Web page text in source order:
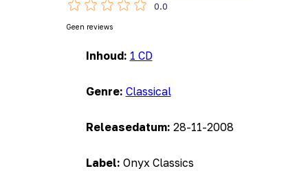
Inhoud: 1 CD
Genre: Classical
Releasedatum: 28-11-2008
Label: Onyx Classics
0.0
Geen reviews